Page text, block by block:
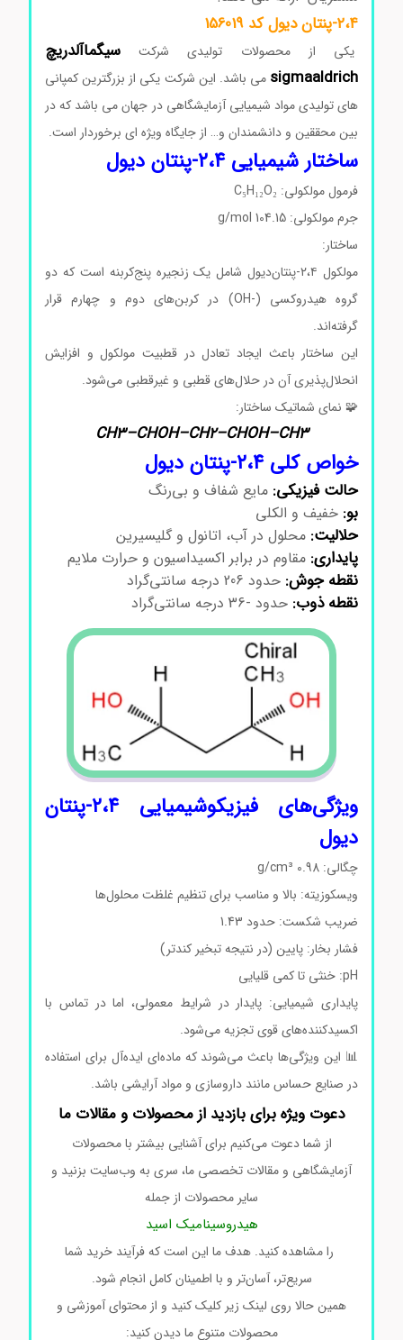
۲،۴-پنتان دیول کد 156019
یکی از محصولات تولیدی شرکت سیگماآلدریچ
sigmaaldrichمی باشد. این شرکت یکی از بزرگترین کمپانی
های تولیدی مواد شیمیایی آزمایشگاهی در جهان می باشد که در
بین محققین و دانشمندان و… از جایگاه ویژه ای برخوردار است.
ساختار شیمیایی ۲،۴-پنتان دیول
فرمول مولکولی: C₅H₁₂O₂
جرم مولکولی: 104.15 g/mol
ساختار:
مولکول ۲،۴-پنتان‌دیول شامل یک زنجیره پنج‌کربنه است که دو
گروه هیدروکسی (-OH) در کربن‌های دوم و چهارم قرار
گرفته‌اند.
این ساختار باعث ایجاد تعادل در قطبیت مولکول و افزایش
انحلال‌پذیری آن در حلال‌های قطبی و غیرقطبی می‌شود.
🧩 نمای شماتیک ساختار:
CH3–CHOH–CH2–CHOH–CH3
خواص کلی ۲،۴-پنتان دیول
حالت فیزیکی:مایع شفاف و بی‌رنگ
خفیف و الکلی
حلالیت:محلول در آب، اتانول و گلیسیرین
پایداری:مقاوم در برابر اکسیداسیون و حرارت ملایم
نقطه جوش:حدود 206 درجه سانتی‌گراد
نقطه ذوب:حدود -36 درجه سانتی‌گراد
ویژگی‌های فیزیکوشیمیایی ۲،۴-پنتان
دیول
چگالی: 0.98 g/cm³
ویسکوزیته: بالا و مناسب برای تنظیم غلظت محلول‌ها
ضریب شکست: حدود 1.43
فشار بخار: پایین (در نتیجه تبخیر کندتر)
پایداری شیمیایی: پایدار در شرایط معمولی، اما در تماس با
اکسیدکننده‌های قوی تجزیه می‌شود.
📊 این ویژگی‌ها باعث می‌شوند که ماده‌ای ایده‌آل برای استفاده
در صنایع حساس مانند داروسازی و مواد آرایشی باشد.
دعوت ویژه برای بازدید از محصولات و مقالات ما
از شما دعوت می‌کنیم برای آشنایی بیشتر با محصولات
آزمایشگاهی و مقالات تخصصی ما، سری به وب‌سایت بزنید و
سایر محصولات از جمله
هیدروسینامیک اسید
را مشاهده کنید. هدف ما این است که فرآیند خرید شما
سریع‌تر، آسان‌تر و با اطمینان کامل انجام شود.
همین حالا روی لینک زیر کلیک کنید و از محتوای آموزشی و
محصولات متنوع ما دیدن کنید: